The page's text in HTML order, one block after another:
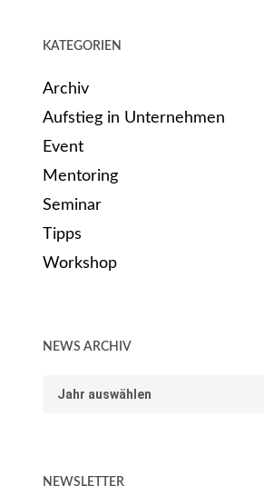
KATEGORIEN
Archiv
Aufstieg in Unternehmen
Event
Mentoring
Seminar
Tipps
Workshop
NEWS ARCHIV
News
NEWSLETTER